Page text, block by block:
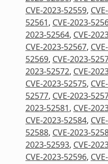
CVE-2023-52559,
52561, CVE-2023-
2023-52564, CVE-
CVE-2023-52567,
52569, CVE-2023-
2023-52572, CVE-
CVE-2023-52575,
52577, CVE-2023-
2023-52581, CVE-
CVE-2023-52584,
52588, CVE-2023-
2023-52593, CVE-
CVE-2023-52596,